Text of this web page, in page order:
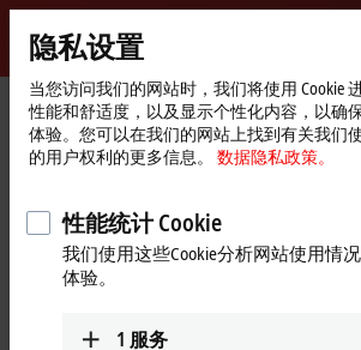
Beckhoff
-
自
动
化
技
术
Start
page
公司简介
新闻发布
连续的分散控制助力实现无控制柜的驱动技术
AMP8620：IP 65 电源模块扩展了
伺服驱动系统
柜的驱动技术
隐私设置
当您访问我们的网站时，我们将使用 Cookie
性能和舒适度，以及显示个性化内容，以确
体验。您可以在我们的网站上找到有关我们
的用户权利的更多信息。
数据隐私政策。
性能统计 Cookie
我们使用这些Cookie分析网站使用情
体验。
1 服务